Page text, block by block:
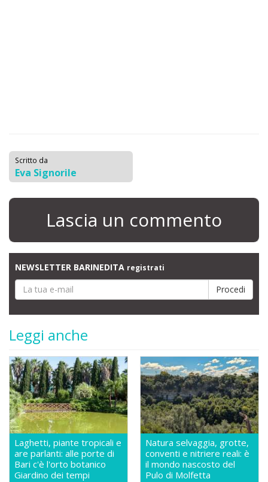
Scritto da
Eva Signorile
Lascia un commento
NEWSLETTER BARINEDITA registrati
Leggi anche
Laghetti, piante tropicali e
are parlanti: alle porte di
Bari c'è l'orto botanico
Giardino dei tempi
Natura selvaggia, grotte,
conventi e nitriere reali: è
il mondo nascosto del
Pulo di Molfetta